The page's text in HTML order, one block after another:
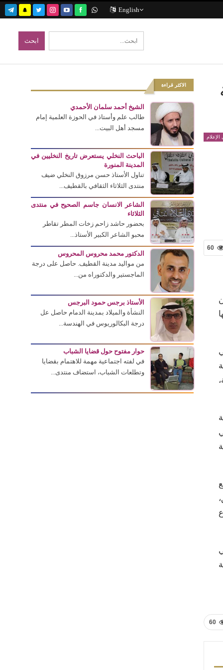
English
60
60
الاكثر قراءة
الشيخ أحمد سلمان الأحمدي
طالب علم وأستاذ في الحوزة العلمية إمام
مسجد أهل البيت...
الباحث النخلي يستعرض تاريخ النخليين في
المدينة المنورة
تناول الأستاذ حسن مرزوق النخلي ضيف
منتدى الثلاثاء الثقافي بالقطيف...
الشاعر الانسان جاسم الصحيح في منتدى
الثلاثاء
بحضور حاشد زاحم زخات المطر تقاطر
محبو الشاعر الكبير الأستاذ...
الدكتور محمد محروس المحروس
من مواليد مدينة القطيف. حاصل على درجة
الماجستير والدكتوراه من...
الأستاذ برجس حمود البرجس
النشأة والميلاد بمدينة الدمام حاصل عل
درجة البكالوريوس في الهندسة...
حوار مفتوح حول قضايا الشباب
في لفته اجتماعية مهمة للاهتمام بقضايا
وتطلعات الشباب، استضاف منتدى...